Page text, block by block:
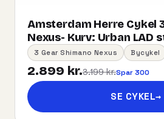
Amsterdam Herre Cykel
Nexus- Kurv:​ ​Urban​ ​LAD​
3 Gear Shimano Nexus Bycykel
2.899 kr.3.199 kr.Spar 300
SE CYKEL→